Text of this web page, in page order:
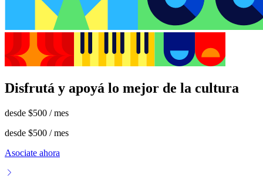
Disfrutá y apoyá lo mejor de la cultura
desde $500 / mes
desde $500 / mes
Asociate ahora